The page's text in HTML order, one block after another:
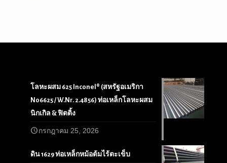
โลหะผสม 625 Inconel® (สหรัฐอเมริกา
N06625 / W.Nr. 2.4856) ท่อเหล็กโลหะผสม
นิกเกิล & ฟิตติ้ง
กรกฎาคม 25, 2026
ดิน 1629 ท่อเหล็กหม้อต้มไร้ตะเข็บ